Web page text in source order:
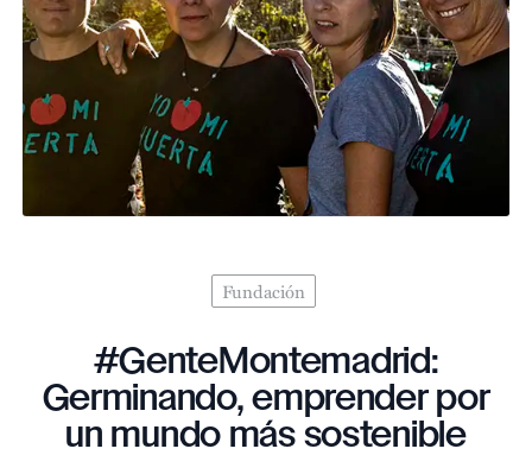
Fundación
#GenteMontemadrid:
Germinando, emprender por
un mundo más sostenible